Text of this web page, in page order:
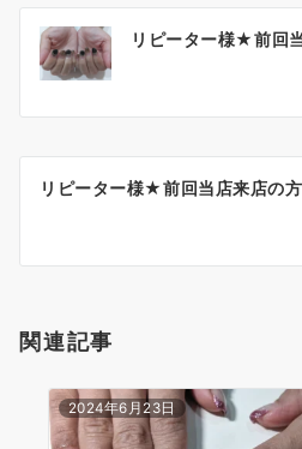
リピーター様★前回
リピーター様★前回当店来店の方
関連記事
2024年6月23日